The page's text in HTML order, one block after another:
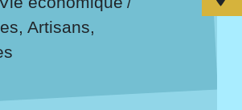
Artisans,